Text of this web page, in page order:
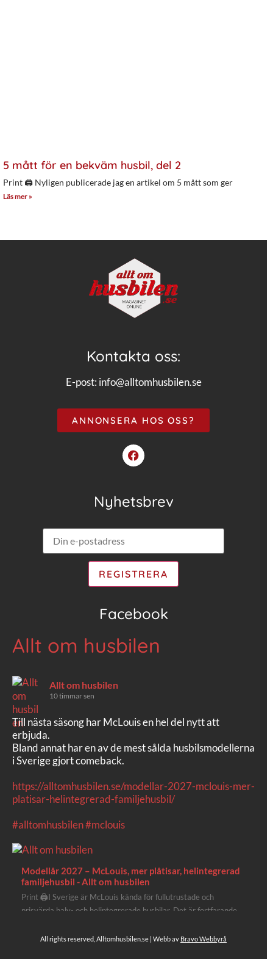
5 mått för en bekväm husbil, del 2
Print 🖨 Nyligen publicerade jag en artikel om 5 mått som ger
Läs mer »
Kontakta oss:
E-post: info@alltomhusbilen.se
ANNONSERA HOS OSS?
Nyhetsbrev
Facebook
Allt om husbilen
Allt om husbilen
10 timmar sen
Till nästa säsong har McLouis en hel del nytt att
erbjuda.
Bland annat har en av de mest sålda husbilsmodellerna
i Sverige gjort comeback.
https://alltomhusbilen.se/modellar-2027-mclouis-mer-
platisar-helintegrerad-familjehusbil/
#alltomhusbilen#mclouis
Modellår 2027 – McLouis, mer plåtisar, helintegrerad
familjehusbil - Allt om husbilen
Print 🖨I Sverige är McLouis kända för fullutrustade och
prisvärda halv- och helintegrerade husbilar. Det är fortfarande
plåtisutbud lite extra kärlek med hela 3 nya utrustningsnivåer.
All rights reserved, Alltomhusbilen.se | Webb av Bravo Webbyrå